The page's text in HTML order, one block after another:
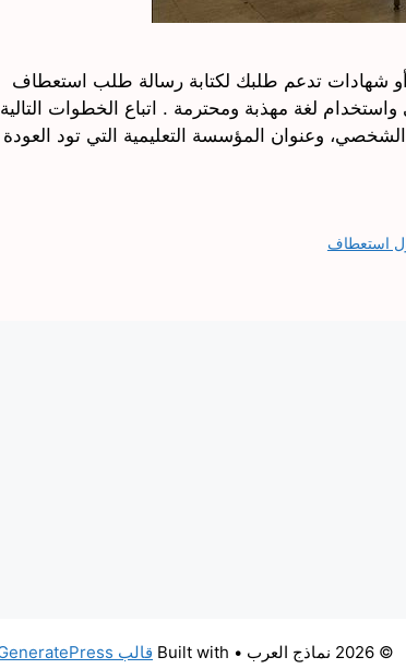
شهادات تدعم طلبك لكتابة رسالة طلب استعطاف
لغة مهذبة ومحترمة . اتباع الخطوات التالية
وعنوان المؤسسة التعليمية التي تود العودة
استعطاف
© 2026 نماذج العرب • Built with قالب GeneratePress